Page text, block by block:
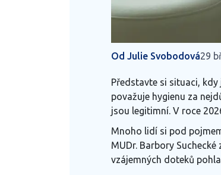
Od Julie Svobodová29
Představte si situaci,
považuje hygienu za
jsou legitimní. V roce
Mnoho lidí si pod
MUDr. Barbory
vzájemných doteků